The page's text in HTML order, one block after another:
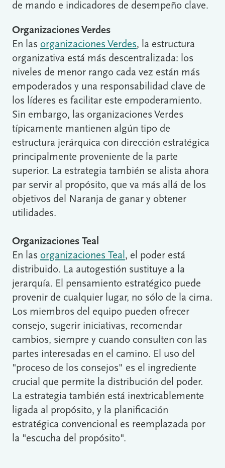
de mando e indicadores de desempeño clave.
Organizaciones Verdes
En las organizaciones Verdes, la estructura
organizativa está más descentralizada: los
niveles de menor rango cada vez están más
empoderados y una responsabilidad clave de
los líderes es facilitar este empoderamiento.
Sin embargo, las organizaciones Verdes
típicamente mantienen algún tipo de
estructura jerárquica con dirección estratégica
principalmente proveniente de la parte
superior. La estrategia también se alista ahora
par servir al propósito, que va más allá de los
objetivos del Naranja de ganar y obtener
utilidades.
Organizaciones Teal
En las organizaciones Teal , el poder está
distribuido. La autogestión sustituye a la
jerarquía. El pensamiento estratégico puede
provenir de cualquier lugar, no sólo de la cima.
Los miembros del equipo pueden ofrecer
consejo, sugerir iniciativas, recomendar
cambios, siempre y cuando consulten con las
partes interesadas en el camino. El uso del
"proceso de los consejos" es el ingrediente
crucial que permite la distribución del poder.
La estrategia también está inextricablemente
ligada al propósito, y la planificación
estratégica convencional es reemplazada por
la "escucha del propósito".